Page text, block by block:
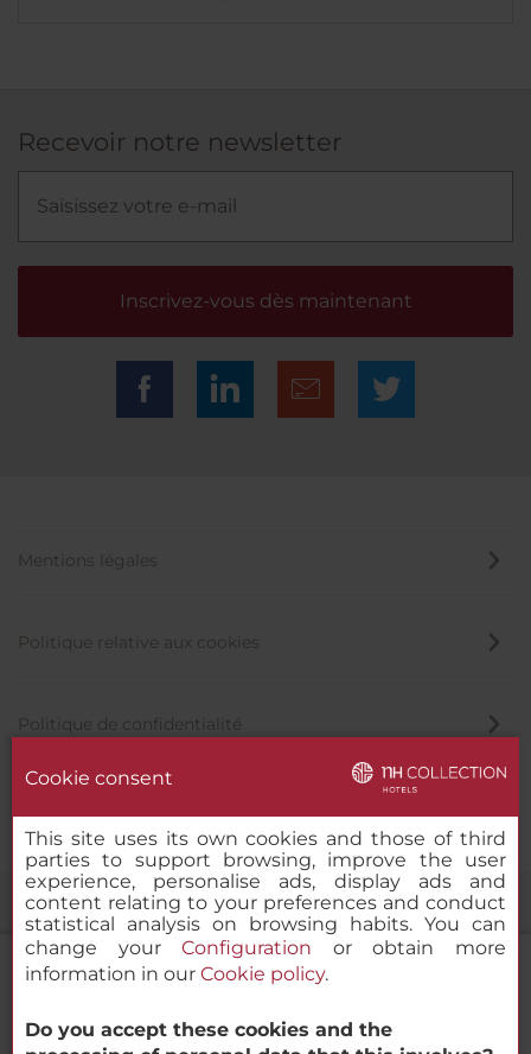
NH Collection Helsinki Grand Hansa
Recevoir notre newsletter
Inscrivez-vous dès maintenant
Mentions légales
Politique relative aux cookies
Politique de confidentialité
© 2000-2026 MINOR HOTELS EUROPE & AMERICAS Santa Engracia
Cookie consent
This site uses its own cookies and those of third
parties to support browsing, improve the user
experience, personalise ads, display ads and
content relating to your preferences and conduct
statistical analysis on browsing habits. You can
change yourConfiguration or obtain more
information in our Cookie policy.
Do you accept these cookies and the